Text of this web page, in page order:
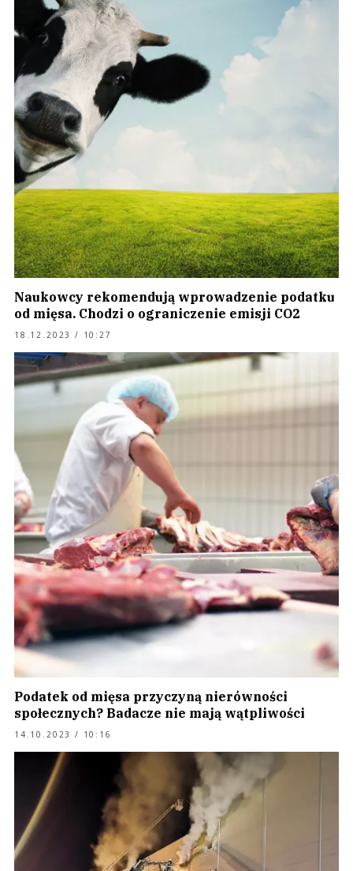
Naukowcy rekomendują wprowadzenie podatku
od mięsa. Chodzi o ograniczenie emisji CO2
18.12.2023 / 10:27
Podatek od mięsa przyczyną nierówności
społecznych? Badacze nie mają wątpliwości
14.10.2023 / 10:16